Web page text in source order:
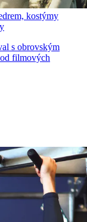
kostýmy
s obrovským
filmových